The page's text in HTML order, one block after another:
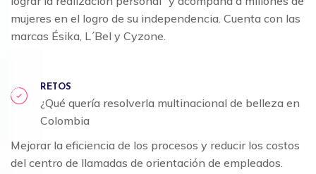
mujeres en el logro de su independencia. Cuenta con las
marcas Ésika, L´Bel y Cyzone.
RETOS
¿Qué quería resolverla multinacional de belleza en
Colombia
Mejorar la eficiencia de los procesos y reducir los costos
del centro de llamadas de orientación de empleados.